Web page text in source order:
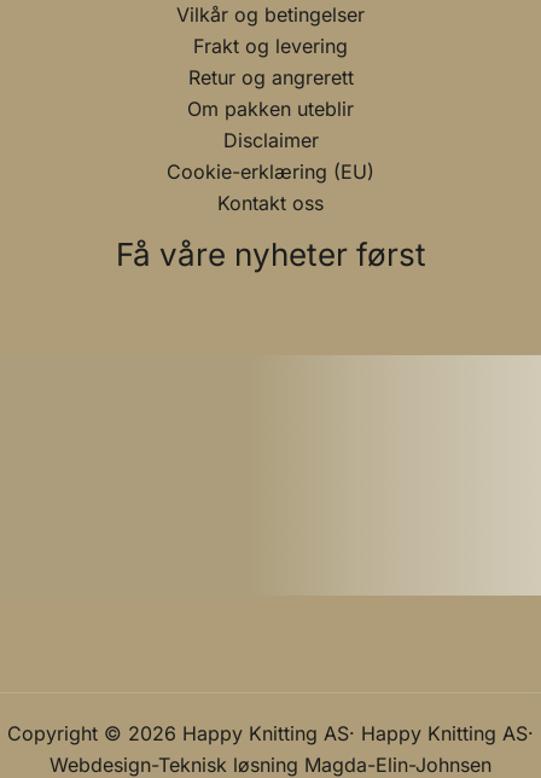
Vilkår og betingelser
Frakt og levering
Retur og angrerett
Om pakken uteblir
Disclaimer
Cookie-erklæring (EU)
Kontakt oss
Få våre nyheter først
Copyright © 2026 Happy Knitting AS· Happy Knitting AS·
Webdesign-Teknisk løsning Magda-Elin-Johnsen